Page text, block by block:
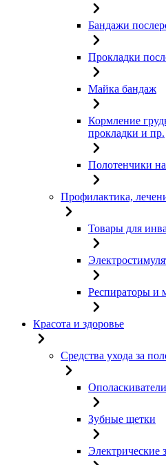
Бандажи
Прокладки
Майка бандаж
Кормление
прокладки и пр.
Полотенчики
Профилактика,
Товары для
Респираторы и
Красота и здоровье
Средства ухода за
Зубные щетки
Электрические